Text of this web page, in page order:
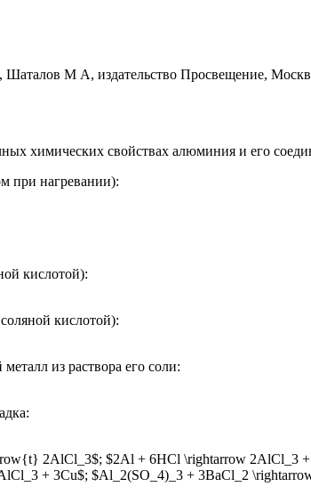
химических свойствах алюминия и его
при нагревании):
кислотой):
кислотой):
из раствора его соли:
2AlCl_3$; $2Al + 6HCl \rightarrow 2AlCl_3
+ 3Cu$; $Al_2(SO_4)_3 + 3BaCl_2